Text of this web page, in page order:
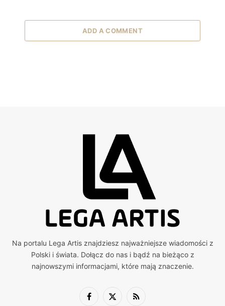
ADD A COMMENT
Na portalu Lega Artis znajdziesz najważniejsze wiadomości z
Polski i świata. Dołącz do nas i bądź na bieżąco z
najnowszymi informacjami, które mają znaczenie.
Facebook
X
RSS